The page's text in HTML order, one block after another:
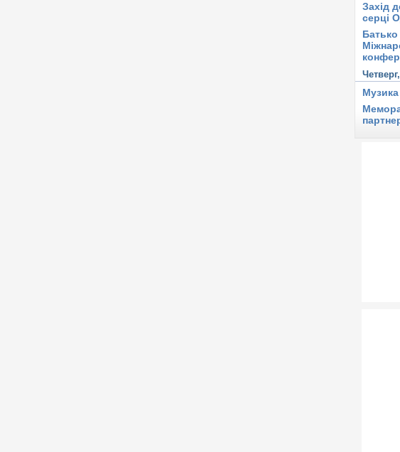
Захід
серці
Четверг,